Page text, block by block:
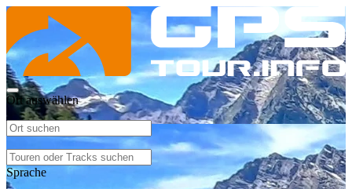
Ort auswählen
Sprache